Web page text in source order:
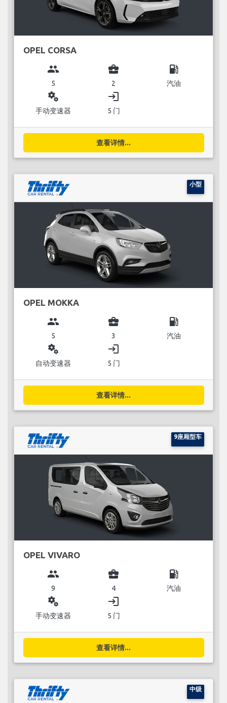
OPEL CORSA
group
5
business_center
2
local_gas_station
汽油
miscellaneous_services
手动变速器
login
5 门
查看详情...
小型
OPEL MOKKA
group
5
business_center
3
local_gas_station
汽油
miscellaneous_services
自动变速器
login
5 门
查看详情...
9座厢型车
OPEL VIVARO
group
9
business_center
4
local_gas_station
汽油
miscellaneous_services
手动变速器
login
5 门
查看详情...
中级